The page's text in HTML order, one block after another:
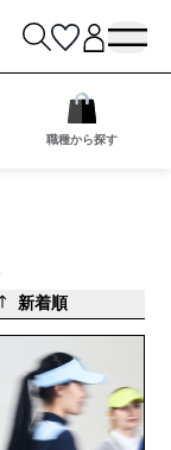
職種から探す
新着順